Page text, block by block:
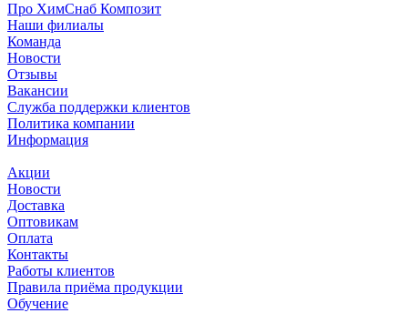
Про ХимСнаб Композит
Наши филиалы
Команда
Новости
Отзывы
Вакансии
Служба поддержки клиентов
Политика компании
Информация
Акции
Новости
Доставка
Оптовикам
Оплата
Контакты
Работы клиентов
Правила приёма продукции
Обучение